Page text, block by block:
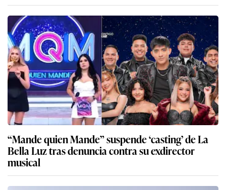
“Mande quien Mande” suspende ‘casting’ de La
Bella Luz tras denuncia contra su exdirector
musical